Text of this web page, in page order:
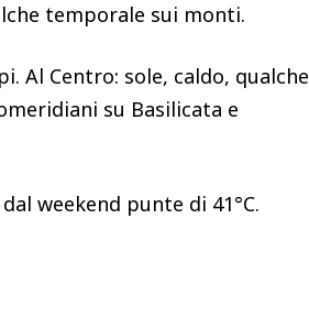
temporale sui monti.
Al Centro: sole, caldo, qualche
su Basilicata e
weekend punte di 41°C.